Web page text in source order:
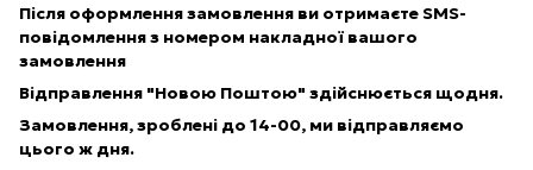
Після оформлення замовлення ви отримаєте SMS-
повідомлення з номером накладної вашого
замовлення
Відправлення "Новою Поштою" здійснюється щодня.
Замовлення, зроблені до 14-00, ми відправляємо
цього ж дня.